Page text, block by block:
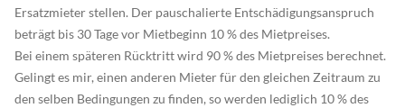
Ersatzmieter stellen. Der pauschalierte Entschädigungsanspruch
beträgt bis 30 Tage vor Mietbeginn 10 % des Mietpreises.
Bei einem späteren Rücktritt wird 90 % des Mietpreises berechnet.
Gelingt es mir, einen anderen Mieter für den gleichen Zeitraum zu
den selben Bedingungen zu finden, so werden lediglich 10 % des